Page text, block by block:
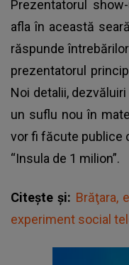
Prezentatorul
afla în această
răspunde
prezentatorul
Noi detalii,
un suflu nou în
vor fi făcute publice
“Insula de 1 milion”.
Citește și: Brăţara,
experiment social